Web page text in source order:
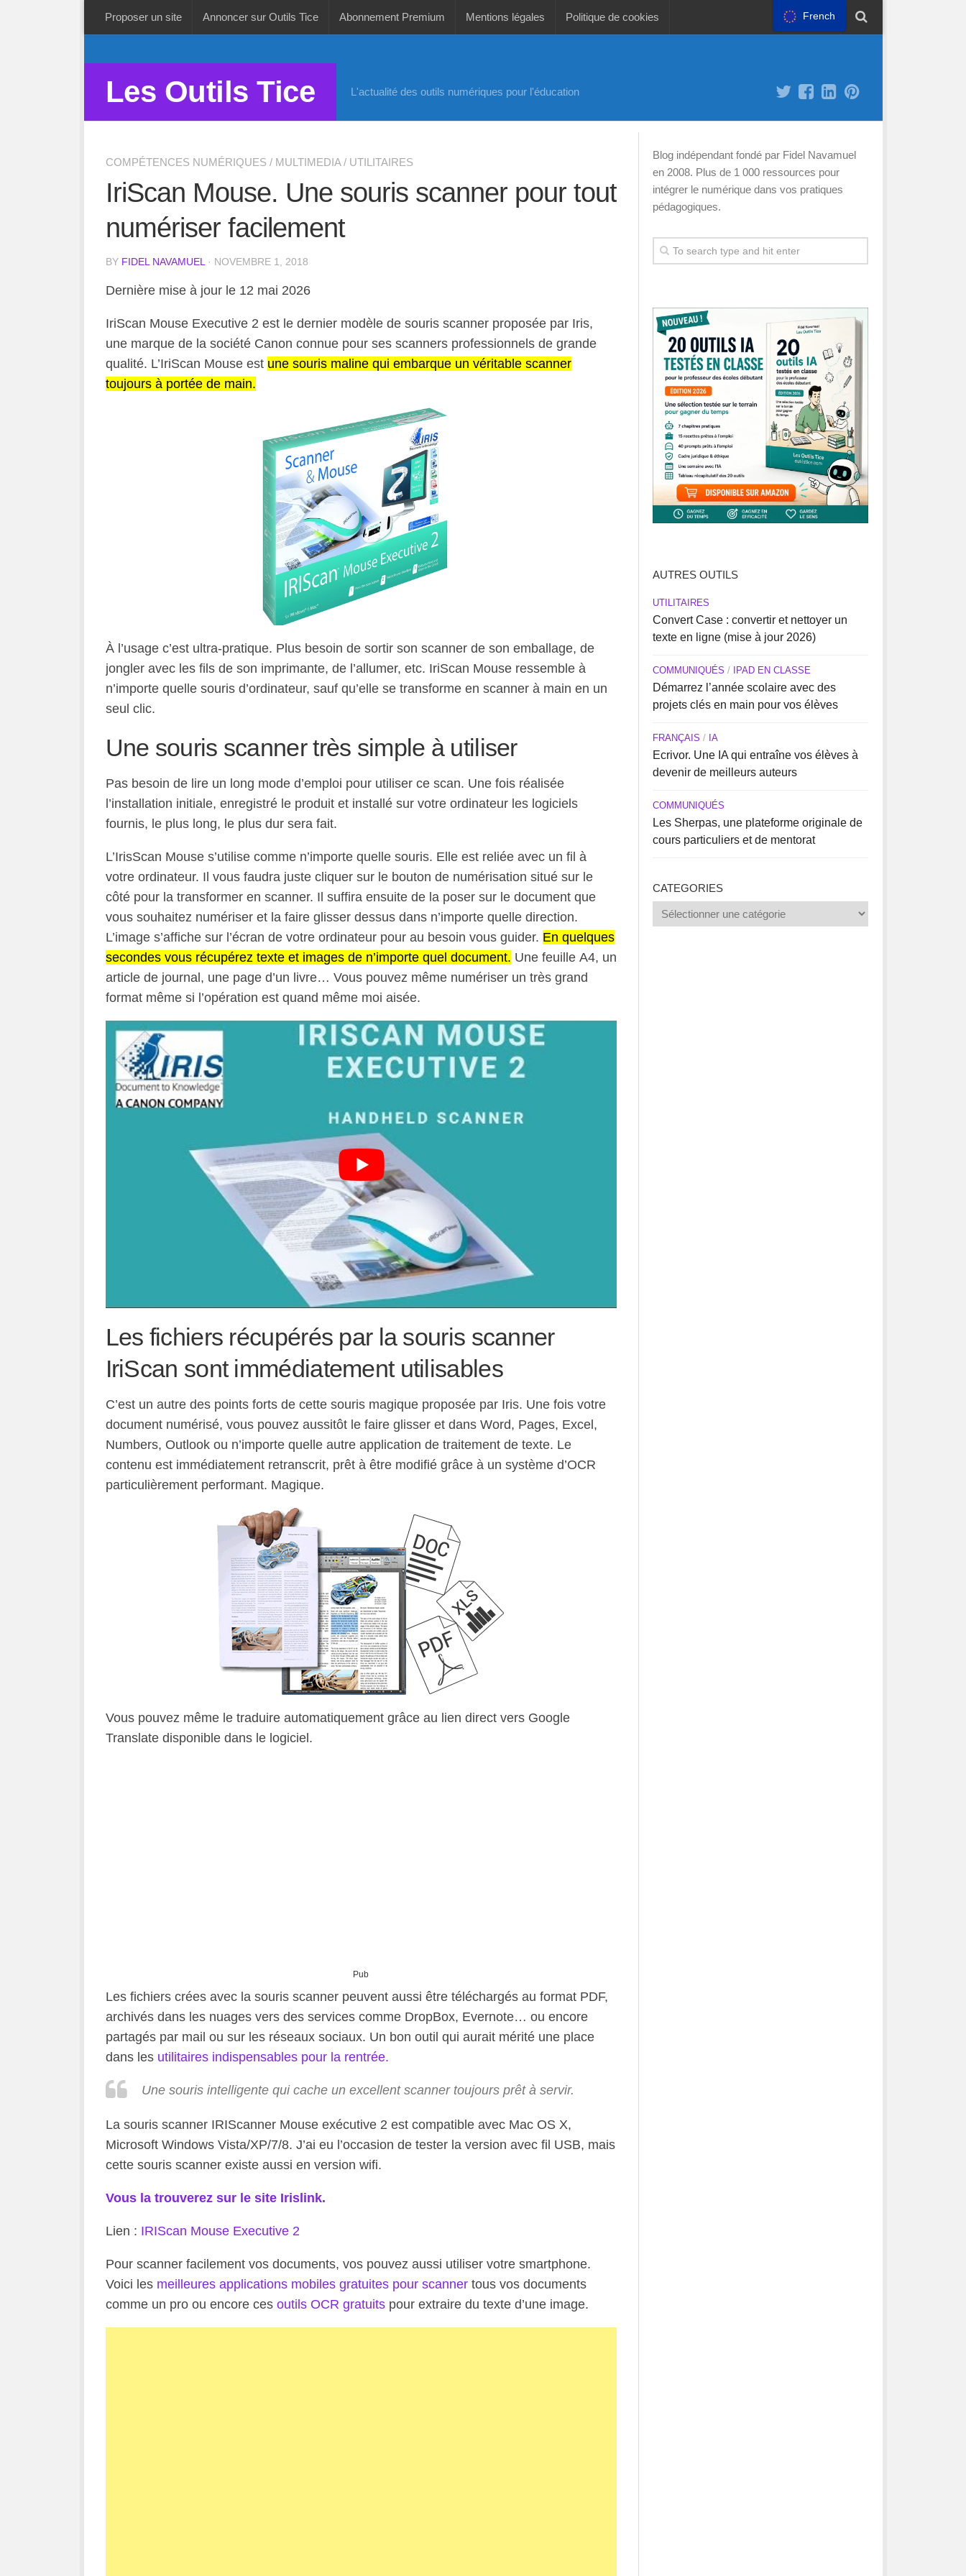
Proposer un site Annoncer sur Outils Tice Abonnement Premium Mentions légales Politique de cookies
Les Outils Tice L'actualité des outils numériques pour l'éducation
COMPÉTENCES NUMÉRIQUES / MULTIMEDIA / UTILITAIRES
IriScan Mouse. Une souris scanner pour tout
numériser facilement
BY FIDEL NAVAMUEL · NOVEMBRE 1, 2018
Dernière mise à jour le 12 mai 2026
IriScan Mouse Executive 2 est le dernier modèle de souris scanner proposée par Iris,
une marque de la société Canon connue pour ses scanners professionnels de grande
qualité. L’IriScan Mouse est une souris maline qui embarque un véritable scanner
toujours à portée de main.
À l’usage c’est ultra-pratique. Plus besoin de sortir son scanner de son emballage, de
jongler avec les fils de son imprimante, de l’allumer, etc. IriScan Mouse ressemble à
n’importe quelle souris d’ordinateur, sauf qu’elle se transforme en scanner à main en un
seul clic.
Une souris scanner très simple à utiliser
Pas besoin de lire un long mode d’emploi pour utiliser ce scan. Une fois réalisée
l’installation initiale, enregistré le produit et installé sur votre ordinateur les logiciels
fournis, le plus long, le plus dur sera fait.
L’IrisScan Mouse s’utilise comme n’importe quelle souris. Elle est reliée avec un fil à
votre ordinateur. Il vous faudra juste cliquer sur le bouton de numérisation situé sur le
côté pour la transformer en scanner. Il suffira ensuite de la poser sur le document que
vous souhaitez numériser et la faire glisser dessus dans n’importe quelle direction.
L’image s’affiche sur l’écran de votre ordinateur pour au besoin vous guider. En quelques
secondes vous récupérez texte et images de n’importe quel document. Une feuille A4, un
article de journal, une page d’un livre… Vous pouvez même numériser un très grand
format même si l’opération est quand même moi aisée.
Les fichiers récupérés par la souris scanner
IriScan sont immédiatement utilisables
C’est un autre des points forts de cette souris magique proposée par Iris. Une fois votre
document numérisé, vous pouvez aussitôt le faire glisser et dans Word, Pages, Excel,
Numbers, Outlook ou n’importe quelle autre application de traitement de texte. Le
contenu est immédiatement retranscrit, prêt à être modifié grâce à un système d’OCR
particulièrement performant. Magique.
Vous pouvez même le traduire automatiquement grâce au lien direct vers Google
Translate disponible dans le logiciel.
Pub
Les fichiers crées avec la souris scanner peuvent aussi être téléchargés au format PDF,
archivés dans les nuages vers des services comme DropBox, Evernote… ou encore
partagés par mail ou sur les réseaux sociaux. Un bon outil qui aurait mérité une place
dans les utilitaires indispensables pour la rentrée.
Une souris intelligente qui cache un excellent scanner toujours prêt à servir.
La souris scanner IRIScanner Mouse exécutive 2 est compatible avec Mac OS X,
Microsoft Windows Vista/XP/7/8. J’ai eu l’occasion de tester la version avec fil USB, mais
cette souris scanner existe aussi en version wifi.
Vous la trouverez sur le site Irislink.
Lien : IRIScan Mouse Executive 2
Pour scanner facilement vos documents, vos pouvez aussi utiliser votre smartphone.
Voici les meilleures applications mobiles gratuites pour scannertous vos documents
comme un pro ou encore ces outils OCR gratuits pour extraire du texte d’une image.
Blog indépendant fondé par Fidel Navamuel
en 2008. Plus de 1 000 ressources pour
intégrer le numérique dans vos pratiques
pédagogiques.
AUTRES OUTILS
UTILITAIRES
Convert Case : convertir et nettoyer un
texte en ligne (mise à jour 2026)
COMMUNIQUÉS / IPAD EN CLASSE
Démarrez l’année scolaire avec des
projets clés en main pour vos élèves
FRANÇAIS / IA
Ecrivor. Une IA qui entraîne vos élèves à
devenir de meilleurs auteurs
COMMUNIQUÉS
Les Sherpas, une plateforme originale de
cours particuliers et de mentorat
CATEGORIES
Categories
French